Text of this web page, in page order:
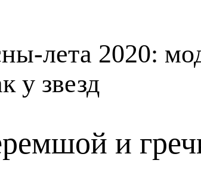
лета 2020:
у звезд
и